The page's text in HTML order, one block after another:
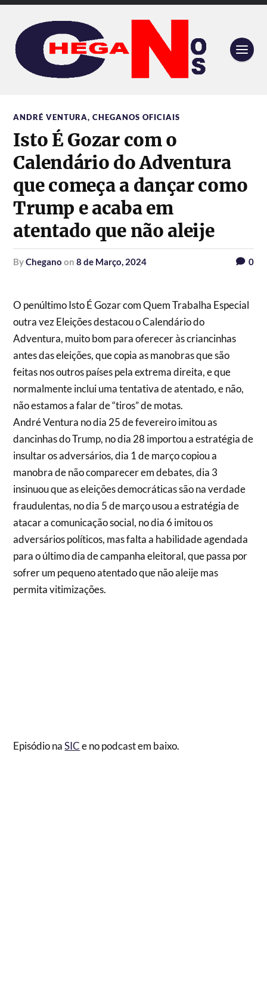
ANDRÉ VENTURA,CHEGANOS OFICIAIS
Isto É Gozar com o
Calendário do Adventura
que começa a dançar como
Trump e acaba em
atentado que não aleije
byChegano on8 de Março, 2024 0
O penúltimo Isto É Gozar com Quem Trabalha Especial
outra vez Eleições destacou o Calendário do
Adventura, muito bom para oferecer às criancinhas
antes das eleições, que copia as manobras que são
feitas nos outros países pela extrema direita, e que
normalmente inclui uma tentativa de atentado, e não,
não estamos a falar de “tiros” de motas.
André Ventura no dia 25 de fevereiro imitou as
dancinhas do Trump, no dia 28 importou a estratégia de
insultar os adversários, dia 1 de março copiou a
manobra de não comparecer em debates, dia 3
insinuou que as eleições democráticas são na verdade
fraudulentas, no dia 5 de março usou a estratégia de
atacar a comunicação social, no dia 6 imitou os
adversários políticos, mas falta a habilidade agendada
para o último dia de campanha eleitoral, que passa por
sofrer um pequeno atentado que não aleije mas
permita vitimizações.
Episódio naSICe no podcast em baixo.